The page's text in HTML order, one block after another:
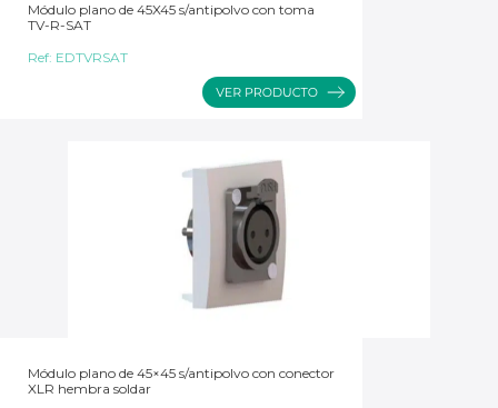
Módulo plano de 45X45 s/antipolvo con toma
TV-R-SAT
Ref: EDTVRSAT
Módulo plano de 45×45 s/antipolvo con conector
XLR hembra soldar